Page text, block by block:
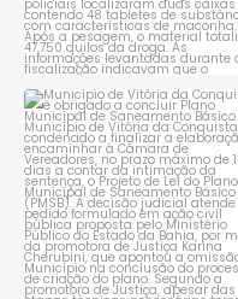
Município de Vitória da
Conquista é obrigado a...
1 0